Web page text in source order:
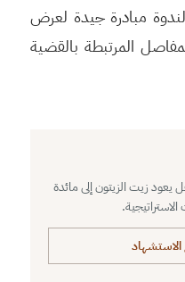
مبادرة جيدة لعرض
المرتبطة بالقضية
“هل يعود زيت الزيتون إلى مائدة